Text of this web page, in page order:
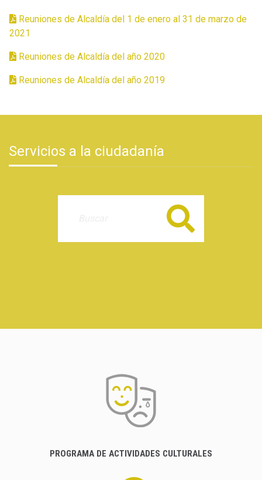
Reuniones de Alcaldía del 1 de enero al 31 de marzo de
2021
Reuniones de Alcaldía del año 2020
Reuniones de Alcaldía del año 2019
Servicios a la ciudadanía
Buscar
PROGRAMA DE ACTIVIDADES CULTURALES